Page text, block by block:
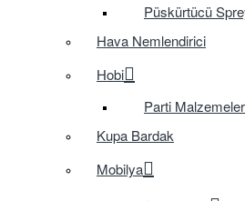
Püskürtücü
Hava Nemlendirici
Hobi
Parti
Kupa Bardak
Mobilya